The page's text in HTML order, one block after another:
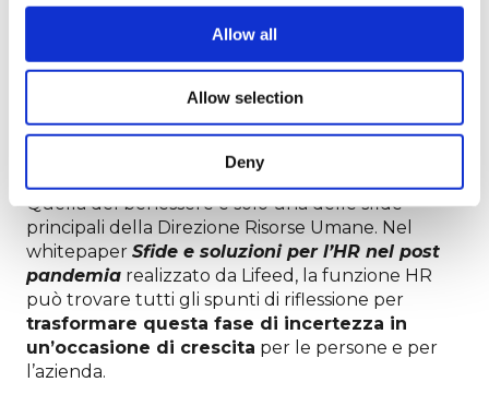
Allow all
Allow selection
Deny
che può vincere tale sfida solo riuscendo a vedere
le persone nella loro interezza. Non bisogna
dimenticarsi chela vita è una maestra: le
aziende che sapranno valorizzare le esperienze di
vita delle persone, facendone delle palestre
eccezionali dilifelong learning, saranno le
protagoniste del futuro.
Quella del benessere è solo una delle sfide
principali della Direzione Risorse Umane. Nel
whitepaper Sfide e soluzioni per l’HR nel post
pandemia realizzato da Lifeed, la funzione HR
può trovare tutti gli spunti di riflessione per
trasformare questa fase di incertezza in
un’occasione di crescita per le persone e per
l’azienda.